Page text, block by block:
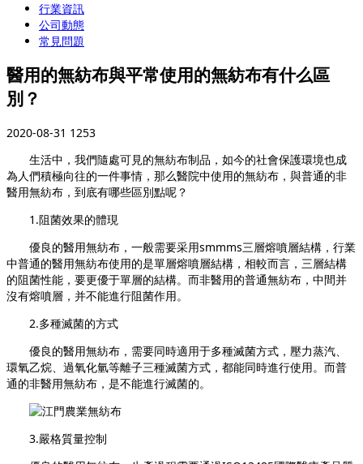
行業資訊
公司動態
常見問題
醫用的無紡布與平常使用的無紡布有什么區
別？
2020-08-31 1253
生活中，我們隨處可見的無紡布制品，如今的社會保護環境也成
為人們積極向往的一件事情，那么醫院中使用的無紡布，與普通的非
醫用無紡布，到底有哪些區別點呢？
1.阻菌效果的體現
優良的醫用無紡布，一般需要采用smmms三層熔噴層結構，行業
中普通的醫用無紡布使用的是單層熔噴層結構，相較而言，三層結構
的阻菌性能，要更優于單層的結構。而非醫用的普通無紡布，中間并
沒有熔噴層，并不能進行阻菌作用。
2.多種滅菌的方式
優良的醫用無紡布，需要同時適用于多種滅菌方式，壓力蒸汽、
環氧乙烷、過氧化氫等離子三種滅菌方式，都能同時進行使用。而普
通的非醫用無紡布，是不能進行滅菌的。
3.嚴格質量控制